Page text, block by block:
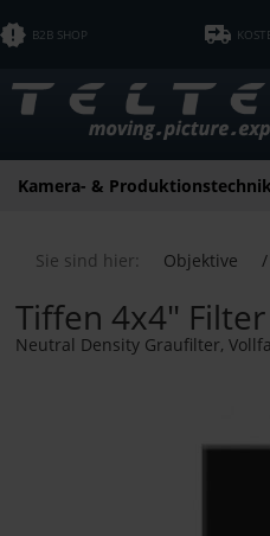
B2B SHOP
Kamera- & Produktionstechnik
Sie sind hier: Objektive /
Tiffen 4x4"
Neutral Density Graufilter,